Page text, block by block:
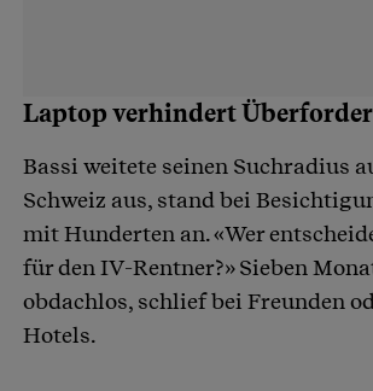
Laptop verhindert
Bassi weitete seinen Suchradius
Schweiz aus, stand bei
mit Hunderten an. «Wer
für den IV-Rentner?» Sieben
obdachlos, schlief bei Freunden
Hotels.